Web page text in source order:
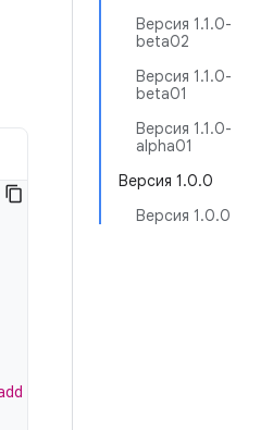
Версия 1.1.0-
beta02
Версия 1.1.0-
beta01
Версия 1.1.0-
alpha01
Версия 1.0.0
Версия 1.0.0
the